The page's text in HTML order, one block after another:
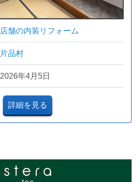
店舗の内装リフォーム
片品村
2026年4月5日
詳細を見る